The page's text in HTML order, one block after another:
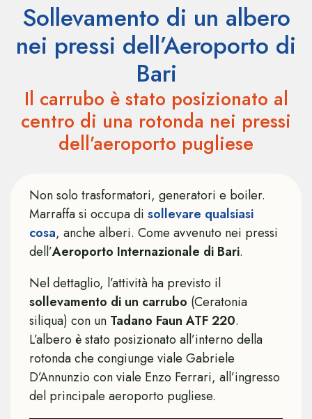
Sollevamento di un albero
nei pressi dell’Aeroporto di
Bari
Il carrubo è stato posizionato al
centro di una rotonda nei pressi
dell’aeroporto pugliese
Non solo trasformatori, generatori e boiler.
Marraffa si occupa di sollevare qualsiasi
cosa, anche alberi. Come avvenuto nei pressi
dell’Aeroporto Internazionale di Bari.
Nel dettaglio, l’attività ha previsto il
sollevamento di un carrubo (Ceratonia
siliqua) con un Tadano Faun ATF 220.
L’albero è stato posizionato all’interno della
rotonda che congiunge viale Gabriele
D’Annunzio con viale Enzo Ferrari, all’ingresso
del principale aeroporto pugliese.